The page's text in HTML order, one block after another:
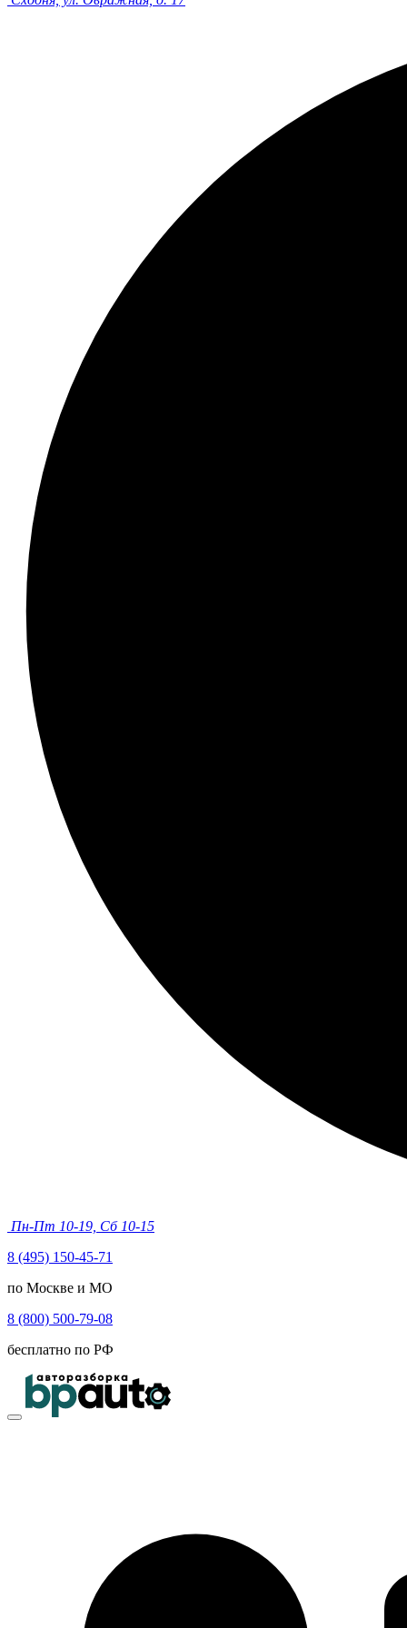
Пн-Пт 10-19, Сб 10-15
8 (495) 150-45-71
по Москве и МО
8 (800) 500-79-08
бесплатно по РФ